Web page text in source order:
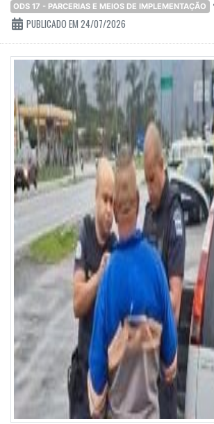
ODS 17 - PARCERIAS E MEIOS DE IMPLEMENTAÇÃO
PUBLICADO EM 24/07/2026